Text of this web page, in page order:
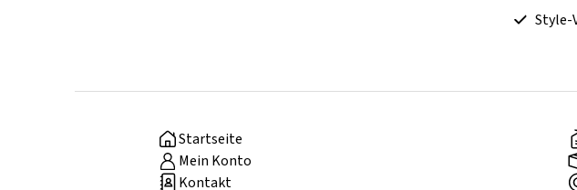
Style-
Startseite
Mein Konto
Kontakt